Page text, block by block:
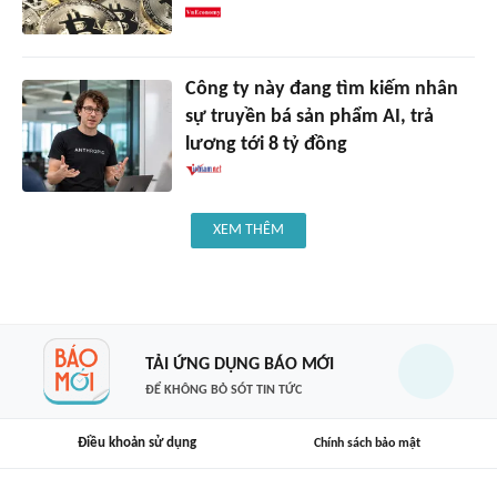
Công ty này đang tìm kiếm nhân
sự truyền bá sản phẩm AI, trả
lương tới 8 tỷ đồng
XEM THÊM
TẢI ỨNG DỤNG BÁO MỚI
ĐỂ KHÔNG BỎ SÓT TIN TỨC
Điều khoản sử dụng Chính sách bảo mật